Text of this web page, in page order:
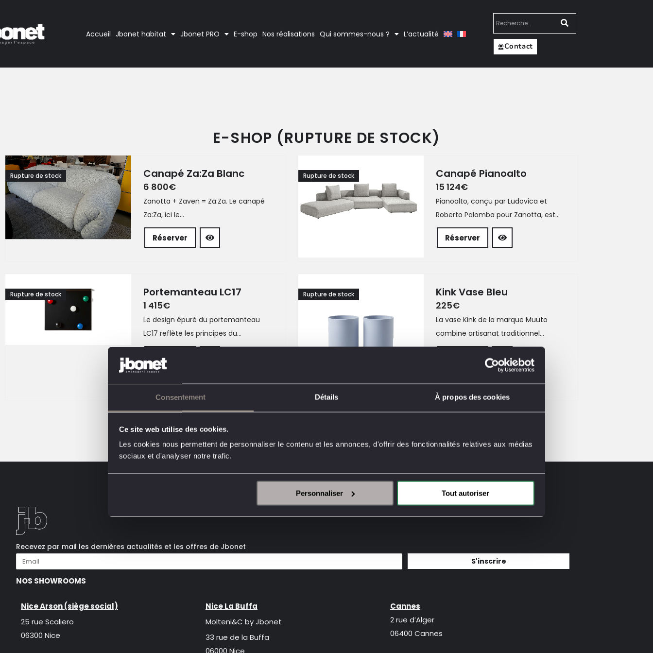
Consentement Détails À propos des cookies
Ce site web utilise des cookies.
Les cookies nous permettent de personnaliser le contenu et les annonces, d'offrir des fonctionnalités relatives aux médias
sociaux et d'analyser notre trafic.
Personnaliser Tout autoriser
Accueil Jbonet habitat Jbonet PRO E-shop Nos réalisations Qui sommes-nous ?
L’actualité
Contact
E-SHOP (RUPTURE DE STOCK)
Rupture de stock Canapé Za:Za Blanc
6 800€
Zanotta + Zaven = Za:Za. Le canapé
Za:Za, ici le...
Réserver
Rupture de stock Canapé Pianoalto
15 124€
Pianoalto, conçu par Ludovica et
Roberto Palomba pour Zanotta, est...
Réserver
Rupture de stock Portemanteau LC17
1 415€
Le design épuré du portemanteau
LC17 reflète les principes du...
Réserver
Rupture de stock Kink Vase Bleu
225€
La vase Kink de la marque Muuto
combine artisanat traditionnel...
Recevez par mail les dernières actualités et les offres de Jbonet
S'inscrire
NOS SHOWROOMS
Nice Arson (siège social)
25 rue Scaliero
06300 Nice
Nice La Buffa
Molteni&C by Jbonet
33 rue de la Buffa
06000 Nice
Cannes
2 rue d’Alger
06400 Cannes